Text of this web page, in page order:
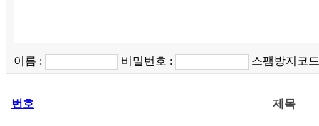
이름 : 비밀번호 : 스팸방지코
번호 제목